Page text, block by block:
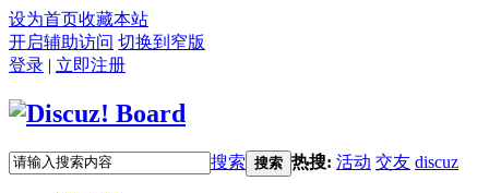
设为首页收藏本站
开启辅助访问 切换到窄版
登录 | 立即注册
搜索 搜索 热搜: 活动 交友 discuz